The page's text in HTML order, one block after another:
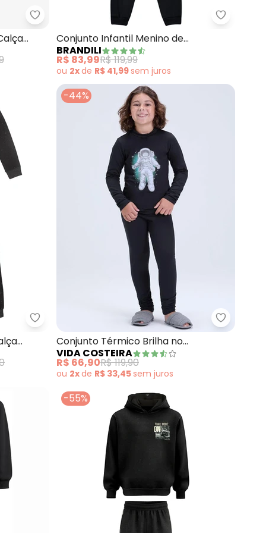
(Preto)
Rovi Kids - Conjunto Jaqueta Capuz e CalçaBrandili -
Conjunto Infantil Menino de
Dinossauro (Preto)
BRANDILI
R$ 83,99R$ 119,99
ou 2xde R$ 41,99sem juros
Moletom (Preto)
Guloseima - Conjunto Infantil Blusão e Calça
-44%
Conjunto Térmico Brilha no
Astronauta (Preto)
VIDA COSTEIRA
R$ 66,90R$ 119,90
ou 2xde R$ 33,45sem juros
-55%